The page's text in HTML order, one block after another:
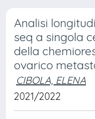
Analisi
seq a singola
della
ovarico
CIBOLA, ELENA
2021/2022